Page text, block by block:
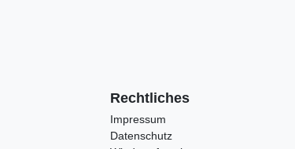
Rechtliches
Impressum
Datenschutz